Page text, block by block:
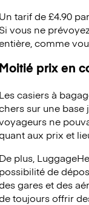
Un tarif de £4.90
vous ne
comme
Moitié prix en
Les casiers à
sur une base
ne
aux prix et
De plus,
possibilité de
gares et des
toujours offrir